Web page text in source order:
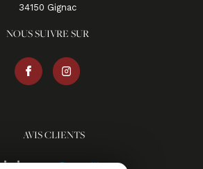
34150
gignac
NOUS SUIVRE SUR
AVIS CLIENTS